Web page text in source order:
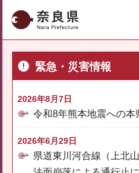
奈良県
緊急・災害情報
2026年8月7日
令和8年熊本地震への本
2026年6月29日
県道東川河合線（上北